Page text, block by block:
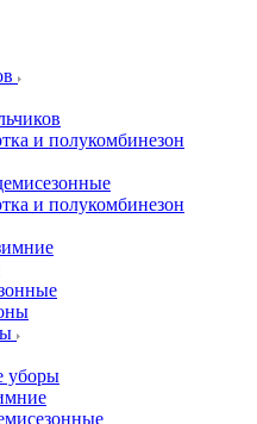
и полукомбинезон
и полукомбинезон
уборы